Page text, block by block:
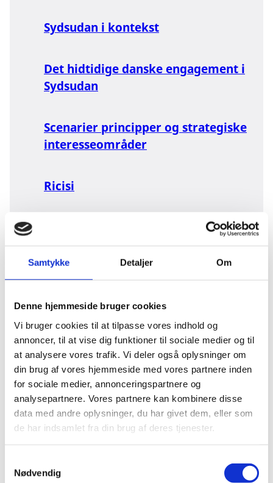
Samtykke Detaljer Om
Denne hjemmeside bruger cookies
Vi bruger cookies til at tilpasse vores indhold og
annoncer, til at vise dig funktioner til sociale medier og til
at analysere vores trafik. Vi deler også oplysninger om
din brug af vores hjemmeside med vores partnere inden
for sociale medier, annonceringspartnere og
analysepartnere. Vores partnere kan kombinere disse
data med andre oplysninger, du har givet dem, eller som
de har indsamlet fra din brug af deres tjenester.
Nødvendig
Sydsudan i kontekst
Det hidtidige danske engagement i
Sydsudan
Scenarier principper og strategiske
interesseområder
Ricisi
Programvurderinger og resultater